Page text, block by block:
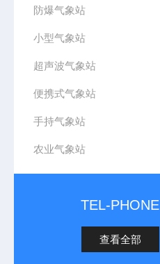
防爆气象站
小型气象站
超声波气象站
便携式气象站
手持气象站
农业气象站
TEL-PHONE
查看全部